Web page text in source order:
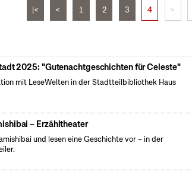
|< < 1 2 3 4 >
2025: "Gutenachtgeschichten für Celeste"
mit LeseWelten in der Stadtteilbibliothek Haus
– Erzähltheater
und lesen eine Geschichte vor – in der